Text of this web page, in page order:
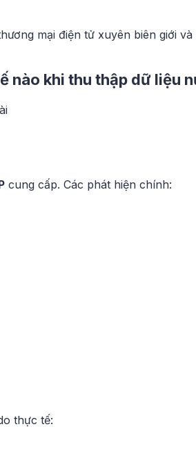
mại điện tử xuyên biên giới
nào khi thu thập dữ liệu
cung cấp. Các phát hiện chính:
thực tế: